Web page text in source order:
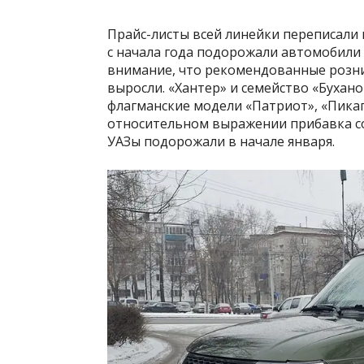
Прайс-листы всей линейки
с начала года подорожали
внимание, что рекомендованные
выросли. «Хантер» и семейство
флагманские модели «Патриот»,
относительном выражении прибавка
УАЗы подорожали в начале января.